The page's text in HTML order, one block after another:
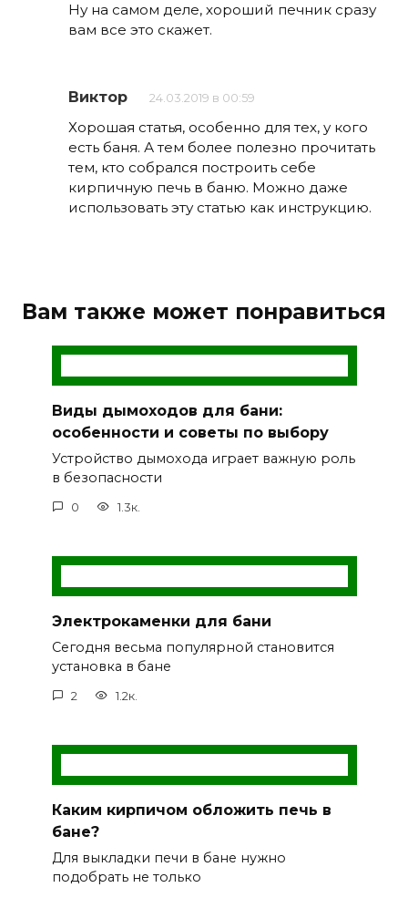
Ну на самом деле, хороший печник сразу
вам все это скажет.
Виктор 24.03.2019 в 00:59
Хорошая статья, особенно для тех, у кого
есть баня. А тем более полезно прочитать
тем, кто собрался построить себе
кирпичную печь в баню. Можно даже
использовать эту статью как инструкцию.
Вам также может понравиться
Виды дымоходов для бани:
особенности и советы по выбору
Устройство дымохода играет важную роль
в безопасности
0 1.3к.
Электрокаменки для бани
Сегодня весьма популярной становится
установка в бане
2 1.2к.
Каким кирпичом обложить печь в
бане?
Для выкладки печи в бане нужно
подобрать не только